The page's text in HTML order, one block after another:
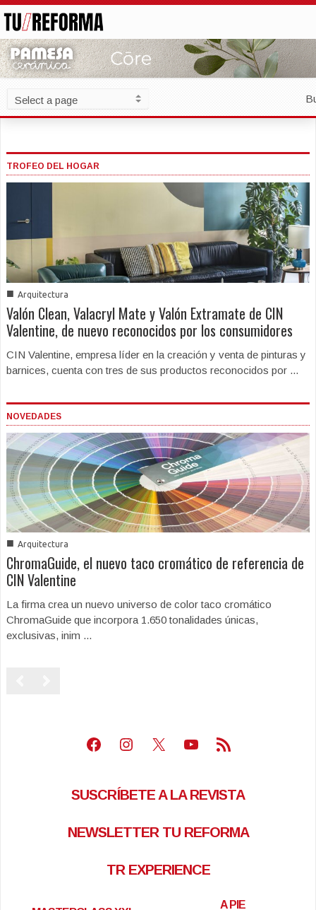
TROFEO DEL HOGAR
■ Arquitectura
Valón Clean, Valacryl Mate y Valón Extramate de CIN
Valentine, de nuevo reconocidos por los consumidores
CIN Valentine, empresa líder en la creación y venta de pinturas y
barnices, cuenta con tres de sus productos reconocidos por ...
NOVEDADES
■ Arquitectura
ChromaGuide, el nuevo taco cromático de referencia de
CIN Valentine
La firma crea un nuevo universo de color taco cromático
ChromaGuide que incorpora 1.650 tonalidades únicas,
exclusivas, inim ...
Facebook
Instagram
X Youtube
Feed RSS
SUSCRÍBETE A LA REVISTA
NEWSLETTER TU REFORMA
TR EXPERIENCE
A PIE